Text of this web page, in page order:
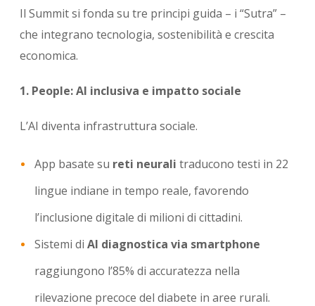
Il Summit si fonda su tre principi guida – i “Sutra” –
che integrano tecnologia, sostenibilità e crescita
economica.
1. People: AI inclusiva e impatto sociale
L’AI diventa infrastruttura sociale.
App basate su reti neurali traducono testi in 22
lingue indiane in tempo reale, favorendo
l’inclusione digitale di milioni di cittadini.
Sistemi di AI diagnostica via smartphone
raggiungono l’85% di accuratezza nella
rilevazione precoce del diabete in aree rurali.